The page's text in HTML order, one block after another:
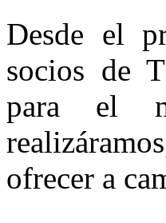
Desde el
socios de
para el
ofrecer a